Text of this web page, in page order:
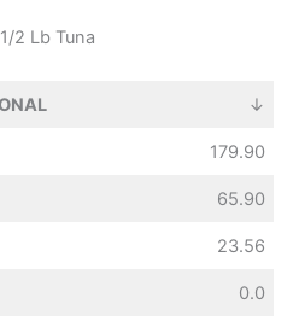
2 Lb Tuna
↓
179.90
65.90
23.56
0.0